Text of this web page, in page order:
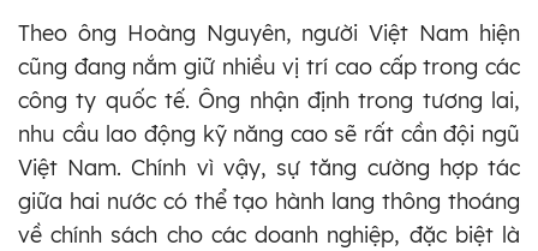
Theo ông Hoàng Nguyên, người Việt Nam hiện
cũng đang nắm giữ nhiều vị trí cao cấp trong các
công ty quốc tế. Ông nhận định trong tương lai,
nhu cầu lao động kỹ năng cao sẽ rất cần đội ngũ
Việt Nam. Chính vì vậy, sự tăng cường hợp tác
giữa hai nước có thể tạo hành lang thông thoáng
về chính sách cho các doanh nghiệp, đặc biệt là